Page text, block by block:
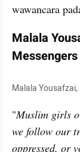
wawancara
Malala
Malala
"Muslim girls
we follow our
oppressed, or